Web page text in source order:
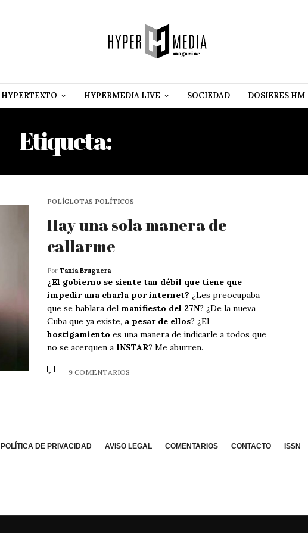
HYPERTEXTO HYPERMEDIA LIVE SOCIEDAD DOSIERES HM
Etiqueta:
POLÍGLOTAS POLÍTICOS
Hay una sola manera de
callarme
Por Tania Bruguera
¿El gobierno se siente tan débil que tiene que
impedir una charla por internet? ¿Les preocupaba
que se hablara del manifiesto del 27N? ¿De la nueva
Cuba que ya existe, a pesar de ellos? ¿El
hostigamiento es una manera de indicarle a todos que
no se acerquen a INSTAR? Me aburren.
9 COMENTARIOS
POLÍTICA DE PRIVACIDAD AVISO LEGAL COMENTARIOS CONTACTO ISSN